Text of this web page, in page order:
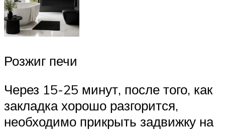
Розжиг печи
Через 15-25 минут, после того, как
закладка хорошо разгорится,
необходимо прикрыть задвижку на